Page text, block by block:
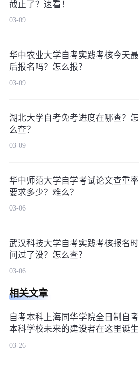
截止了？速看！
03-09
华中农业大学自考实践考核今天最
后报名吗？怎么报？
03-09
湖北大学自考免考进度在哪查？怎
么查？
03-09
华中师范大学自学考试论文查重率
要求多少？难么？
03-06
武汉科技大学自考实践考核报名时
间过了没？怎么查？
03-06
相关文章
自考本科上海同华学院全日制自考
本科学校未来的建设者在这里诞生
03-26